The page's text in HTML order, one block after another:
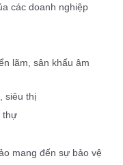
các doanh nghiệp
lãm, sân khấu âm
siêu thị
thự
mang đến sự bảo vệ